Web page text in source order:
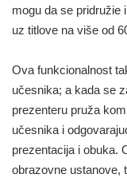
mogu da se pridružie
uz titlove na više od
Ova funkcionalnost
učesnika; a kada se
prezenteru pruža
učesnika i
prezentacija i obuka.
obrazovne ustanove,